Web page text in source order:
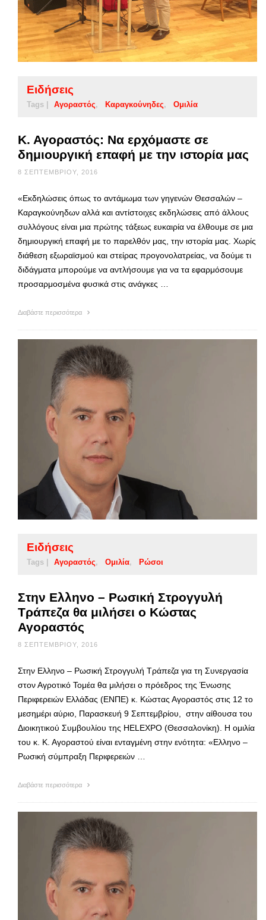
Ειδήσεις
Tags | Αγοραστός Καραγκούνηδες Ομιλία
Κ. Αγοραστός: Να ερχόμαστε σε
δημιουργική επαφή με την ιστορία μας
8 ΣΕΠΤΕΜΒΡΊΟΥ, 2016
«Εκδηλώσεις όπως το αντάμωμα των γηγενών Θεσσαλών –
Καραγκούνηδων αλλά και αντίστοιχες εκδηλώσεις από άλλους
συλλόγους είναι μια πρώτης τάξεως ευκαιρία να έλθουμε σε μια
δημιουργική επαφή με το παρελθόν μας, την ιστορία μας. Χωρίς
διάθεση εξωραϊσμού και στείρας προγονολατρείας, να δούμε τι
διδάγματα μπορούμε να αντλήσουμε για να τα εφαρμόσουμε
προσαρμοσμένα φυσικά στις ανάγκες …
Διαβάστε περισσότερα
Ειδήσεις
Tags | Αγοραστός Ομιλία Ρώσοι
Στην Ελληνο – Ρωσική Στρογγυλή
Τράπεζα θα μιλήσει ο Κώστας
Αγοραστός
8 ΣΕΠΤΕΜΒΡΊΟΥ, 2016
Στην Ελληνο – Ρωσική Στρογγυλή Τράπεζα για τη Συνεργασία
στον Αγροτικό Τομέα θα μιλήσει ο πρόεδρος της Ένωσης
Περιφερειών Ελλάδας (ΕΝΠΕ) κ. Κώστας Αγοραστός στις 12 το
μεσημέρι αύριο, Παρασκευή 9 Σεπτεμβρίου, στην αίθουσα του
Διοικητικού Συμβουλίου της HELEXPO (Θεσσαλονίκη). Η ομιλία
του κ. Κ. Αγοραστού είναι ενταγμένη στην ενότητα: «Ελληνο –
Ρωσική σύμπραξη Περιφερειών …
Διαβάστε περισσότερα